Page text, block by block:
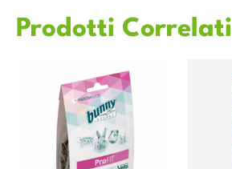
Prodotti Correlati